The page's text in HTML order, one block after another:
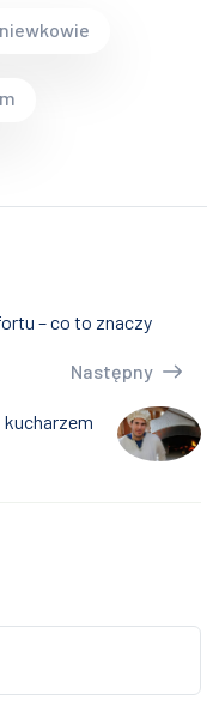
– co to znaczy
Następny